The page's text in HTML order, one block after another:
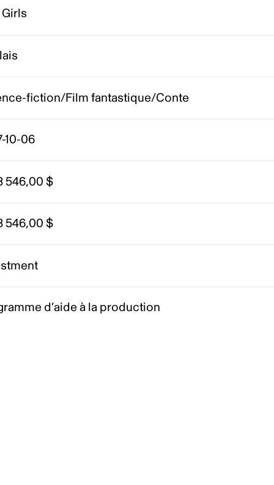
fiction/Film fantastique/Conte
10-06
546,00 $
546,00 $
d’aide à la production